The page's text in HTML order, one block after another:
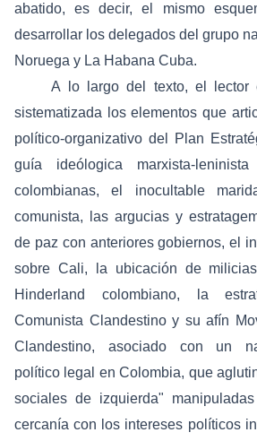
abatido, es decir, el mismo
desarrollar los delegados del grupo
Noruega y La Habana Cuba.
A lo largo del texto, el lector
sistematizada los elementos que
político-organizativo del Plan
guía ideólogica marxista-
colombianas, el inocultable
comunista, las argucias y
de paz con anteriores gobiernos, el
sobre Cali, la ubicación de
Hinderland colombiano, la
Comunista Clandestino y su afín
Clandestino, asociado con un
político legal en Colombia, que
sociales de izquierda"
cercanía con los intereses políticos